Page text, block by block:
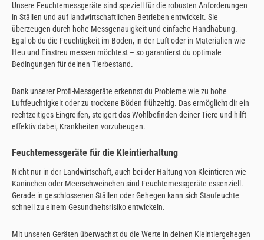
Unsere Feuchtemessgeräte sind speziell für die robusten Anforderungen
in Ställen und auf landwirtschaftlichen Betrieben entwickelt. Sie
überzeugen durch hohe Messgenauigkeit und einfache Handhabung.
Egal ob du die Feuchtigkeit im Boden, in der Luft oder in Materialien wie
Heu und Einstreu messen möchtest – so garantierst du optimale
Bedingungen für deinen Tierbestand.
Dank unserer Profi-Messgeräte erkennst du Probleme wie zu hohe
Luftfeuchtigkeit oder zu trockene Böden frühzeitig. Das ermöglicht dir ein
rechtzeitiges Eingreifen, steigert das Wohlbefinden deiner Tiere und hilft
effektiv dabei, Krankheiten vorzubeugen.
Feuchtemessgeräte für die Kleintierhaltung
Nicht nur in der Landwirtschaft, auch bei der Haltung von Kleintieren wie
Kaninchen oder Meerschweinchen sind Feuchtemessgeräte essenziell.
Gerade in geschlossenen Ställen oder Gehegen kann sich Staufeuchte
schnell zu einem Gesundheitsrisiko entwickeln.
Mit unseren Geräten überwachst du die Werte in deinen Kleintiergehegen